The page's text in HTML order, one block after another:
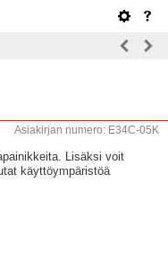
Asiakirjan numero: E34C-05K
Lisäksi voit
käyttöympäristöä